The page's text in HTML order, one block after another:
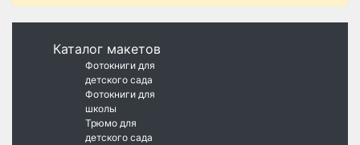
Каталог макетов
Фотокниги для
детского сада
Фотокниги для
школы
Трюмо для
детского сада